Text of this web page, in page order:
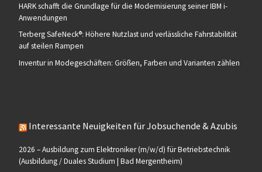
HARK schafft die Grundlage für die Modernisierung seiner IBM i-
Anwendungen
Terberg SafeNeck®: Höhere Nutzlast und verlässliche Fahrstabilität
auf steilen Rampen
Inventur in Modegeschäften: Größen, Farben und Varianten zählen
Interessante Neuigkeiten für Jobsuchende & Azubis
2026 – Ausbildung zum Elektroniker (m/w/d) für Betriebstechnik
(Ausbildung / Duales Studium | Bad Mergentheim)